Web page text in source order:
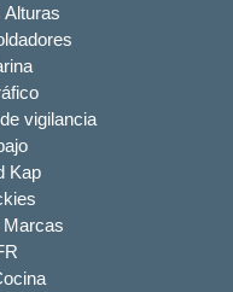
Alturas
vigilancia
Kap
Marcas